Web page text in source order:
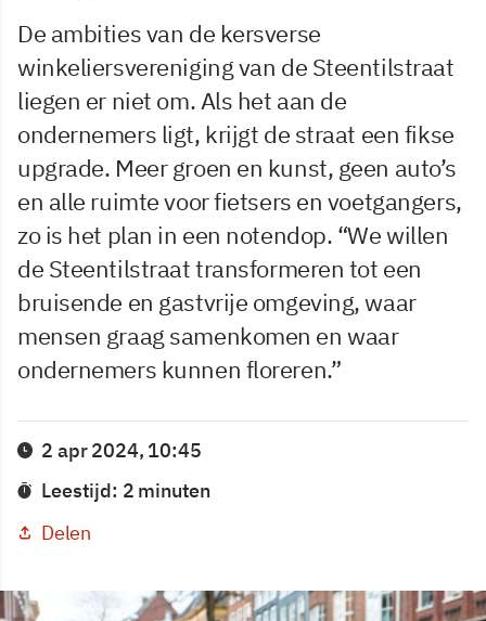
De ambities van de kersverse
winkeliersvereniging van de Steentilstraat
liegen er niet om. Als het aan de
ondernemers ligt, krijgt de straat een fikse
upgrade. Meer groen en kunst, geen auto’s
en alle ruimte voor fietsers en voetgangers,
zo is het plan in een notendop. “We willen
de Steentilstraat transformeren tot een
bruisende en gastvrije omgeving, waar
mensen graag samenkomen en waar
ondernemers kunnen floreren.”
2 apr 2024, 10:45
Leestijd: 2 minuten
Delen